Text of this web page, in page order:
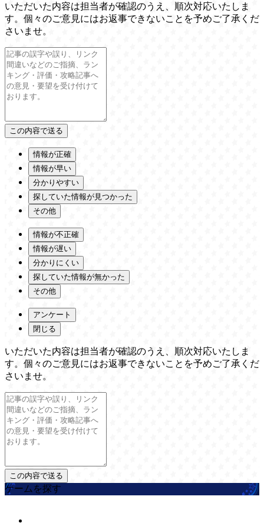
いただいた内容は担当者が確認のうえ、順次対応いたしま
す。個々のご意見にはお返事できないことを予めご了承くだ
さいませ。
情報が正確
情報が早い
分かりやすい
探していた情報が見つかった
その他
情報が不正確
情報が遅い
分かりにくい
探していた情報が無かった
その他
アンケート
閉じる
いただいた内容は担当者が確認のうえ、順次対応いたしま
す。個々のご意見にはお返事できないことを予めご了承くだ
さいませ。
ゲームを探す